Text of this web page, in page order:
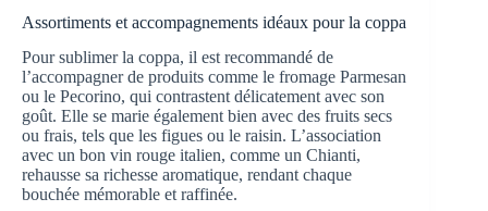
Assortiments et accompagnements idéaux pour la coppa
Pour sublimer la coppa, il est recommandé de
l’accompagner de produits comme le fromage Parmesan
ou le Pecorino, qui contrastent délicatement avec son
goût. Elle se marie également bien avec des fruits secs
ou frais, tels que les figues ou le raisin. L’association
avec un bon vin rouge italien, comme un Chianti,
rehausse sa richesse aromatique, rendant chaque
bouchée mémorable et raffinée.